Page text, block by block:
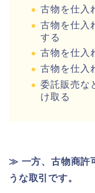
古物を仕入
古物を仕入
する
古物を仕入
古物を仕入
委託販売な
け取る
≫ 一方、古物商許
うな取引です。